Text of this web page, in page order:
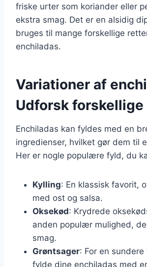
friske urter som koriander eller
ekstra smag. Det er en alsidig
bruges til mange forskellige
enchiladas.
Variationer af
Udforsk
Enchiladas kan fyldes med en
ingredienser, hvilket gør dem til
Her er nogle populære fyld, du
Kylling: En klassisk favorit,
med ost og salsa.
Oksekød: Krydrede
anden populær mulighed,
smag.
Grøntsager: For en
fylde dine enchiladas med